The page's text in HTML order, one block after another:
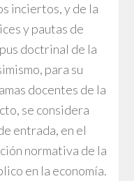
inciertos, y de la
y pautas de
doctrinal de la
para su
docentes de la
se considera
entrada, en el
normativa de la
en la economía.